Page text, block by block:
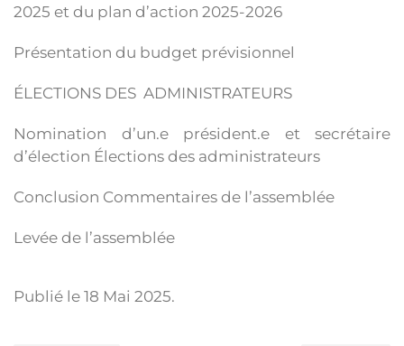
2025 et du plan d’action 2025-2026
Présentation du budget prévisionnel
ÉLECTIONS DES ADMINISTRATEURS
Nomination d’un.e président.e et secrétaire
d’élection Élections des administrateurs
Conclusion Commentaires de l’assemblée
Levée de l’assemblée
Publié le 18 Mai 2025.